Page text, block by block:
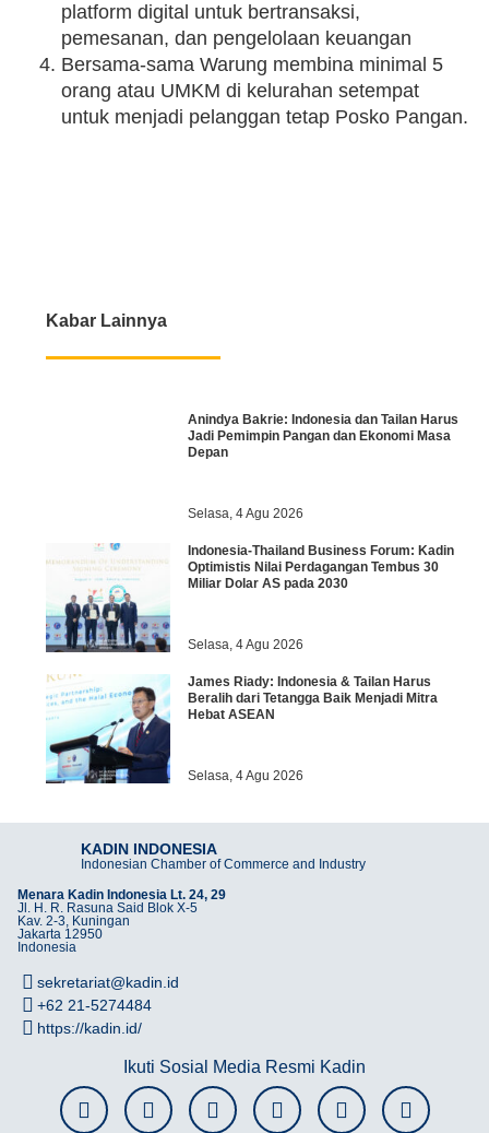
platform digital untuk bertransaksi,
pemesanan, dan pengelolaan keuangan
Bersama-sama Warung membina minimal 5
orang atau UMKM di kelurahan setempat
untuk menjadi pelanggan tetap Posko Pangan.
Kabar Lainnya
Anindya Bakrie: Indonesia dan Tailan Harus
Jadi Pemimpin Pangan dan Ekonomi Masa
Depan
Selasa, 4 Agu 2026
Indonesia-Thailand Business Forum: Kadin
Optimistis Nilai Perdagangan Tembus 30
Miliar Dolar AS pada 2030
Selasa, 4 Agu 2026
James Riady: Indonesia & Tailan Harus
Beralih dari Tetangga Baik Menjadi Mitra
Hebat ASEAN
Selasa, 4 Agu 2026
KADIN INDONESIA
Indonesian Chamber of Commerce and Industry
Menara Kadin Indonesia Lt. 24, 29
Jl. H. R. Rasuna Said Blok X-5
Kav. 2-3, Kuningan
Jakarta 12950
Indonesia
sekretariat@kadin.id
+62 21-5274484
https://kadin.id/
Ikuti Sosial Media Resmi Kadin